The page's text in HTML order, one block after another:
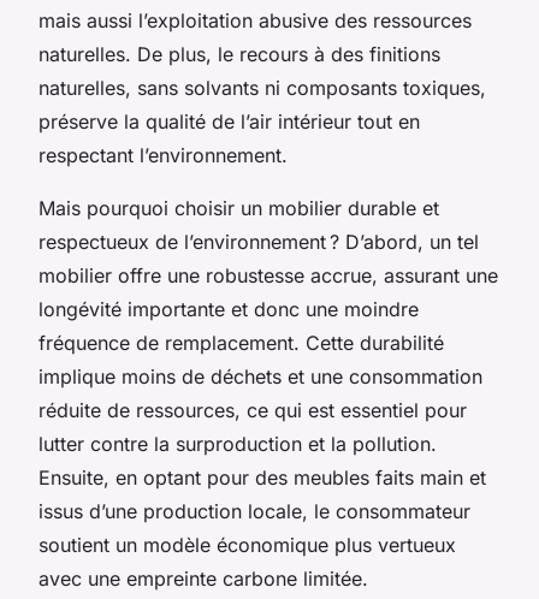
mais aussi l’exploitation abusive des ressources
naturelles. De plus, le recours à des finitions
naturelles, sans solvants ni composants toxiques,
préserve la qualité de l’air intérieur tout en
respectant l’environnement.
Mais pourquoi choisir un mobilier durable et
respectueux de l’environnement ? D’abord, un tel
mobilier offre une robustesse accrue, assurant une
longévité importante et donc une moindre
fréquence de remplacement. Cette durabilité
implique moins de déchets et une consommation
réduite de ressources, ce qui est essentiel pour
lutter contre la surproduction et la pollution.
Ensuite, en optant pour des meubles faits main et
issus d’une production locale, le consommateur
soutient un modèle économique plus vertueux
avec une empreinte carbone limitée.